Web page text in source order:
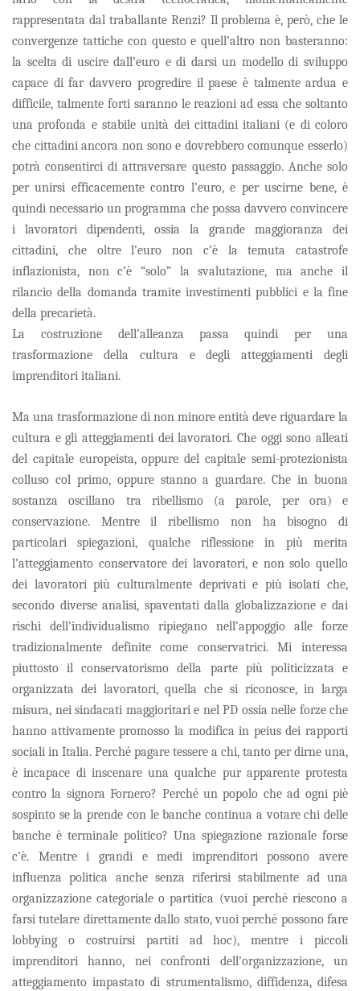
rappresentata dal traballante Renzi? Il problema è, però, che le
convergenze tattiche con questo e quell’altro non basteranno:
la scelta di uscire dall’euro e di darsi un modello di sviluppo
capace di far davvero progredire il paese è talmente ardua e
difficile, talmente forti saranno le reazioni ad essa che soltanto
una profonda e stabile unità dei cittadini italiani (e di coloro
che cittadini ancora non sono e dovrebbero comunque esserlo)
potrà consentirci di attraversare questo passaggio. Anche solo
per unirsi efficacemente contro l’euro, e per uscirne bene, è
quindi necessario un programma che possa davvero convincere
i lavoratori dipendenti, ossia la grande maggioranza dei
cittadini, che oltre l’euro non c’è la temuta catastrofe
inflazionista, non c’è “solo” la svalutazione, ma anche il
rilancio della domanda tramite investimenti pubblici e la fine
della precarietà.
La costruzione dell’alleanza passa quindi per una
trasformazione della cultura e degli atteggiamenti degli
imprenditori italiani.
Ma una trasformazione di non minore entità deve riguardare la
cultura e gli atteggiamenti dei lavoratori. Che oggi sono alleati
del capitale europeista, oppure del capitale semi-protezionista
colluso col primo, oppure stanno a guardare. Che in buona
sostanza oscillano tra ribellismo (a parole, per ora) e
conservazione. Mentre il ribellismo non ha bisogno di
particolari spiegazioni, qualche riflessione in più merita
l’atteggiamento conservatore dei lavoratori, e non solo quello
dei lavoratori più culturalmente deprivati e più isolati che,
secondo diverse analisi, spaventati dalla globalizzazione e dai
rischi dell’individualismo ripiegano nell’appoggio alle forze
tradizionalmente definite come conservatrici. Mi interessa
piuttosto il conservatorismo della parte più politicizzata e
organizzata dei lavoratori, quella che si riconosce, in larga
misura, nei sindacati maggioritari e nel PD ossia nelle forze che
hanno attivamente promosso la modificain peiusdei rapporti
sociali in Italia. Perché pagare tessere a chi, tanto per dirne una,
è incapace di inscenare una qualche pur apparente protesta
contro la signora Fornero? Perché un popolo che ad ogni piè
sospinto se la prende con le banche continua a votare chi delle
banche è terminale politico? Una spiegazione razionale forse
c’è. Mentre i grandi e medi imprenditori possono avere
influenza politica anche senza riferirsi stabilmente ad una
organizzazione categoriale o partitica (vuoi perché riescono a
farsi tutelare direttamente dallo stato, vuoi perché possono fare
lobbying o costruirsi partiti ad hoc), mentre i piccoli
imprenditori hanno, nei confronti dell’organizzazione, un
atteggiamento impastato di strumentalismo, diffidenza, difesa